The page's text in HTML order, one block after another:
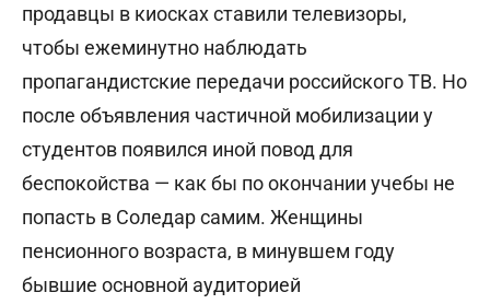
продавцы в киосках ставили телевизоры,
чтобы ежеминутно наблюдать
пропагандистские передачи российского ТВ. Но
после объявления частичной мобилизации у
студентов появился иной повод для
беспокойства — как бы по окончании учебы не
попасть в Соледар самим. Женщины
пенсионного возраста, в минувшем году
бывшие основной аудиторией